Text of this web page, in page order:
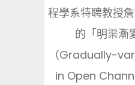
程學系特聘教授
的「明渠漸
（Gradually-
in Open